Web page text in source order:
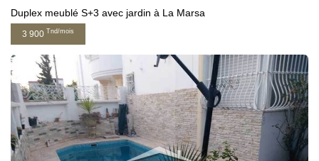
Duplex meublé S+3 avec jardin à La Marsa
3 900 Tnd/mois